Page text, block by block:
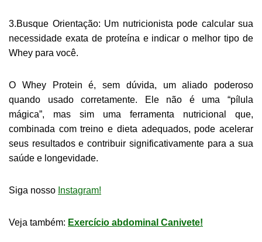
3.Busque Orientação: Um nutricionista pode calcular sua
necessidade exata de proteína e indicar o melhor tipo de
Whey para você.
O Whey Protein é, sem dúvida, um aliado poderoso
quando usado corretamente. Ele não é uma “pílula
mágica”, mas sim uma ferramenta nutricional que,
combinada com treino e dieta adequados, pode acelerar
seus resultados e contribuir significativamente para a sua
saúde e longevidade.
Siga nosso Instagram!
Veja também: Exercício abdominal Canivete!